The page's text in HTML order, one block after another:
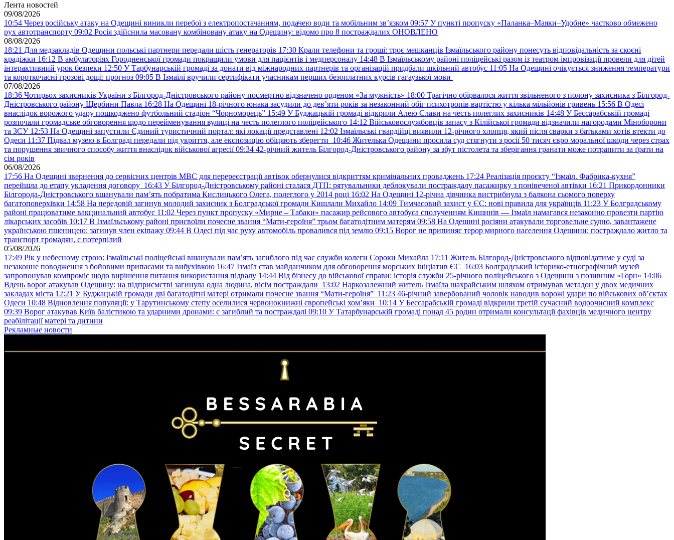
Лента новостей
09/08/2026
10:54 Через російську атаку на Одещині виникли перебої з електропостачанням, подачею води та мобільним звʼязком 09:57 У пункті пропуску «Паланка–Маяки–Удобне» частково обмежено
рух автотранспорту 09:02 Росія здійснила масовану комбіновану атаку на Одещину: відомо про 8 постраждалих ОНОВЛЕНО
08/08/2026
18:21 Для медзакладів Одещини польські партнери передали шість генераторів 17:30 Крали телефони та гроші: троє мешканців Ізмаїльського району понесуть відповідальність за скоєні
крадіжки 16:12 В амбулаторіях Городненської громади покращили умови для пацієнтів і медперсоналу 14:48 В Ізмаїльському районі поліцейські разом із театром імпровізації провели для дітей
інтерактивний урок безпеки 12:50 У Тарбунарській громаді за донати від міжнародних партнерів та організацій придбали шкільний автобус 11:05 На Одещині очікується зниження температури
та короткочасні грозові дощі: прогноз 09:05 В Ізмаїлі вручили сертифікати учасникам перших безоплатних курсів гагаузької мови
07/08/2026
18:36 Чотирьох захисників України з Білгород-Дністровського району посмертно відзначено орденом «За мужність» 18:00 Трагічно обірвалося життя звільненого з полону захисника з Білгород-
Дністровського району Щербини Павла 16:28 На Одещині 18-річного юнака засудили до дев’яти років за незаконний обіг психотропів вартістю у кілька мільйонів гривень 15:56 В Одесі
внаслідок ворожого удару пошкоджено футбольний стадіон “Чорноморець” 15:49 У Буджацькій громаді відкрили Алею Слави на честь полеглих захисників 14:48 У Бессарабській громаді
розпочали громадське обговорення щодо перейменування вулиці на честь полеглого поліцейського 14:12 Військовослужбовців запасу з Кілійської громади відзначили нагородами Міноборони
та ЗСУ 12:53 На Одещині запустили Єдиний туристичний портал: які локації представлені 12:02 Ізмаїльські гвардійці виявили 12-річного хлопця, який після сварки з батьками хотів втекти до
Одеси 11:37 Підвал музею в Болграді передали під укриття, але експозицію обіцяють зберегти 10:46 Жителька Одещини просила суд стягнути з росії 50 тисяч євро моральної шкоди через страх
та порушення звичного способу життя внаслідок військової агресії 09:34 42-річний житель Білгород-Дністровського району за збут пістолета та зберігання гранати може потрапити за ґрати на
сім років
06/08/2026
17:56 На Одещині звернення до сервісних центрів МВС для перереєстрації автівок обернулися відкриттям кримінальних проваджень 17:24 Реалізація проєкту “Ізмаїл. Фабрика-кухня”
перейшла до етапу укладення договору 16:43 У Білгород-Дністровському районі сталася ДТП: рятувальники деблокували постраждалу пасажирку з понівеченої автівки 16:21 Прикордонники
Білгорода-Дністровського вшанували пам’ять побратима Кислицького Олега, полеглого у 2014 році 16:02 На Одещині 12-річна дівчинка вистрибнула з балкона сьомого поверху
багатоповерхівки 14:58 На передовій загинув молодий захисник з Болградської громади Кишлали Михайло 14:09 Тимчасовий захист у ЄС: нові правила для українців 11:23 У Болградському
районі працюватиме вакцинальний автобус 11:02 Через пункт пропуску «Мирне – Табаки» пасажир рейсового автобуса сполученням Кишинів — Ізмаїл намагався незаконно провезти партію
лікарських засобів 10:17 В Ізмаїльському районі присвоїли почесне звання “Мати-героїня” трьом багатодітним матерям 09:58 На Одещині росіяни атакували торговельне судно, завантажене
українською пшеницею: загинув член екіпажу 09:44 В Одесі під час руху автомобіль провалився під землю 09:15 Ворог не припиняє терор мирного населення Одещини: постраждало житло та
транспорт громадян, є потерпілий
05/08/2026
17:49 Рік у небесному строю: Ізмаїльські поліцейські вшанували пам’ять загиблого під час служби колеги Сороки Михайла 17:11 Житель Білгород-Дністровського відповідатиме у суді за
незаконне поводження з бойовими припасами та вибухівкою 16:47 Ізмаїл став майданчиком для обговорення морських ініціатив ЄС 16:03 Болградський історико-етнографічний музей
запропонував компроміс щодо вирішення питання використання підвалу 14:44 Від бізнесу до військової справи: історія служби 25-річного поліцейського з Одещини з позивним «Горн» 14:06
Вдень ворог атакував Одещину: на підприємстві загинула одна людина, вісім постраждали 13:02 Наркозалежний житель Ізмаїла шахрайським шляхом отримував метадон у двох медичних
закладах міста 12:21 У Буджацькій громади дві багатодітні матері отримали почесне звання “Мати-героїня” 11:23 46-річний завербований чоловік наводив ворожі удари по військових обʼєктах
Одеси 10:48 Відновлення популяції: у Тарутинському степу оселилися червонокнижні європейські хом’яки 10:14 У Бессарабській громаді відкрили третій сучасний водоочисний комплекс
09:39 Ворог атакував Київ балістикою та ударними дронами: є загиблий та постраждалі 09:10 У Татарбунарській громаді понад 45 родин отримали консультації фахівців медичного центру
реабілітації матері та дитини
Рекламные новости